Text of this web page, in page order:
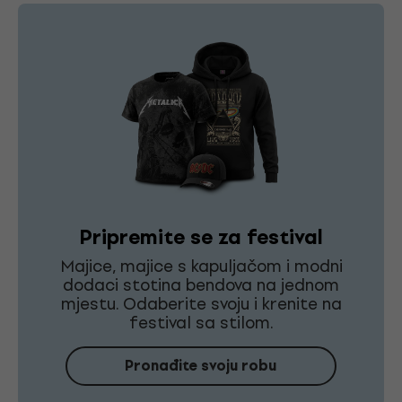
Pripremite se za festival
Majice, majice s kapuljačom i modni
dodaci stotina bendova na jednom
mjestu. Odaberite svoju i krenite na
festival sa stilom.
Pronađite svoju robu